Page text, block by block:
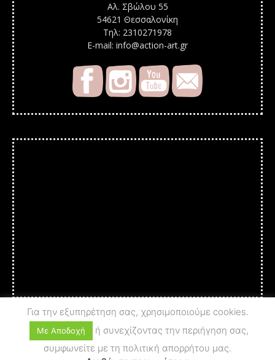
Αλ. Σβώλου 55
54621 Θεσσαλονίκη
Τηλ: 2310271978
E-mail: info@action-art.gr
© 2025 A c t i o n - A r tPRIVACY POLICY
Για την εξυπηρέτηση σας, χρησιμοποιούμε cookies.
Με Αποδοχή
ή συνεχίζοντας την περιήγηση σας,
συμφωνείτε με τη πολιτική απορρήτου μας.